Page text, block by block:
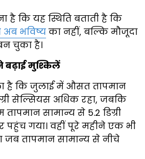
है कि यह स्थिति बताती है कि
अब भविष्यका नहीं, बल्कि मौजूदा
चुका है।
ने बढ़ाई मुश्किलें
है कि जुलाई में औसत तापमान
सेल्सियस अधिक रहा, जबकि
सामान्य से 5.2 डिग्री
गया। वहीं पूरे महीने एक भी
जब तापमान सामान्य से नीचे